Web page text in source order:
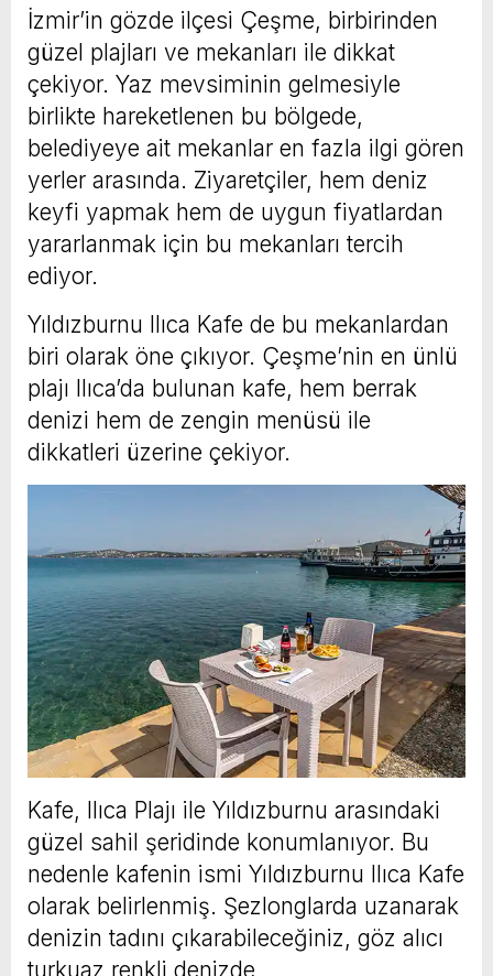
İzmir’in gözde ilçesi Çeşme, birbirinden
güzel plajları ve mekanları ile dikkat
çekiyor. Yaz mevsiminin gelmesiyle
birlikte hareketlenen bu bölgede,
belediyeye ait mekanlar en fazla ilgi gören
yerler arasında. Ziyaretçiler, hem deniz
keyfi yapmak hem de uygun fiyatlardan
yararlanmak için bu mekanları tercih
ediyor.
Yıldızburnu Ilıca Kafe de bu mekanlardan
biri olarak öne çıkıyor. Çeşme’nin en ünlü
plajı Ilıca’da bulunan kafe, hem berrak
denizi hem de zengin menüsü ile
dikkatleri üzerine çekiyor.
Kafe, Ilıca Plajı ile Yıldızburnu arasındaki
güzel sahil şeridinde konumlanıyor. Bu
nedenle kafenin ismi Yıldızburnu Ilıca Kafe
olarak belirlenmiş. Şezlonglarda uzanarak
denizin tadını çıkarabileceğiniz, göz alıcı
turkuaz renkli denizde